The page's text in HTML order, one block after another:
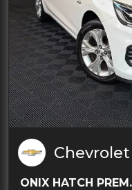
Chevrolet
ONIX HATCH